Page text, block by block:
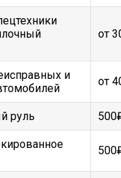
от
и
от
руль